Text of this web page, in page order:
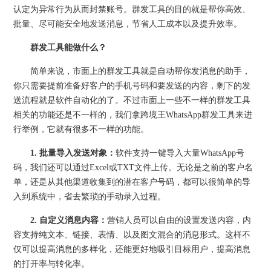
认定为异常行为从而封禁账号。群发工具的目的就是帮你高效、
批量、尽可能安全地发送消息，节省人工成本以及提升效率。
群发工具能做什么？
简单来说，市面上的群发工具就是自动帮你发消息的助手，
你只需要提前准备好客户的手机号码和要发送的内容，剩下的发
送流程就是软件自动化的了。不过市面上一些不一样的群发工具
相关的功能还是不一样的，我们拿跨境王WhatsApp群发工具来进
行举例，它就有很多不一样的功能。
1. 批量导入发送对象：软件支持一键导入大量WhatsApp号
码，我们还可以通过Excel或TXT文件上传。无论是之前的客户名
单，还是从其他渠道收集到的潜在客户号码，都可以很简单的导
入到系统中，省去繁琐的手动录入过程。
2. 自定义消息内容：营销人员可以自由的设置发送内容，内
容支持纯文本、链接、表情、以及图文混合的消息形式。这样不
仅可以提高消息的多样化，还能更好地吸引目标用户，提高消息
的打开率与转化率。